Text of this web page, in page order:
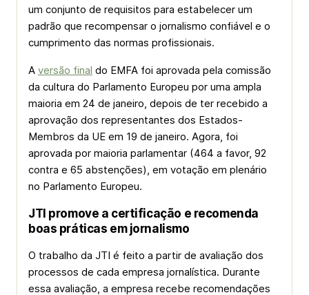
um conjunto de requisitos para estabelecer um
padrão que recompensar o jornalismo confiável e o
cumprimento das normas profissionais.
A versão final do EMFA foi aprovada pela comissão
da cultura do Parlamento Europeu por uma ampla
maioria em 24 de janeiro, depois de ter recebido a
aprovação dos representantes dos Estados-
Membros da UE em 19 de janeiro. Agora, foi
aprovada por maioria parlamentar (464 a favor, 92
contra e 65 abstenções), em votação em plenário
no Parlamento Europeu.
JTI promove a certificação e recomenda
boas práticas em jornalismo
O trabalho da JTI é feito a partir de avaliação dos
processos de cada empresa jornalística. Durante
essa avaliação, a empresa recebe recomendações